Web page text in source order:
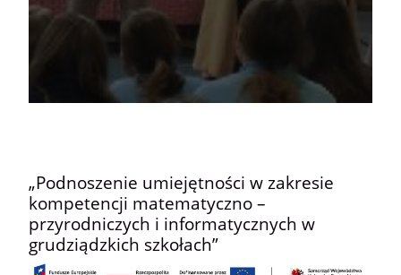
„Podnoszenie umiejętności w zakresie
kompetencji matematyczno –
przyrodniczych i informatycznych w
grudziądzkich szkołach”